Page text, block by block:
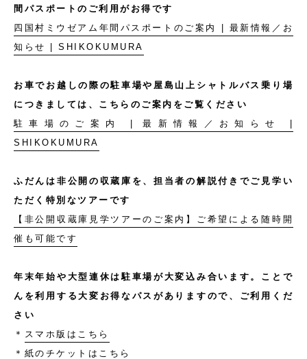
間パスポートのご利用がお得です
四国村ミウゼアム年間パスポートのご案内 | 最新情報／お
知らせ | SHIKOKUMURA
お車でお越しの際の駐車場や屋島山上シャトルバス乗り場
につきましては、こちらのご案内をご覧ください
駐車場のご案内 | 最新情報／お知らせ |
SHIKOKUMURA
ふだんは非公開の収蔵庫を、担当者の解説付きでご見学い
ただく特別なツアーです
【非公開収蔵庫見学ツアーのご案内】ご希望による随時開
催も可能です
年末年始や大型連休は駐車場が大変込み合います。ことで
んを利用する大変お得なパスがありますので、ご利用くだ
さい
＊ スマホ版はこちら
＊ 紙のチケットはこちら